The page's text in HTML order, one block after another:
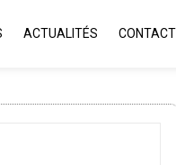
ACTUALITÉS CONTACT